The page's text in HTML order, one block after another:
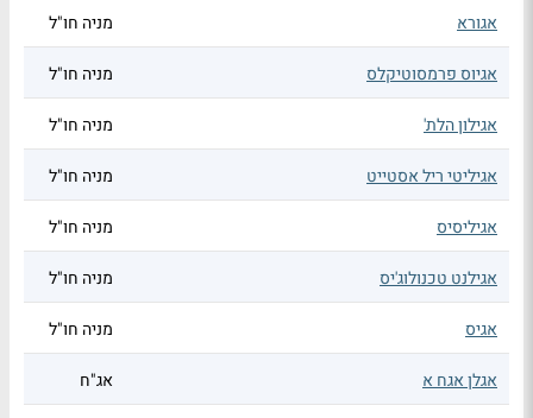
אגורא מניה חו"ל
אגיוס פרמסוטיקלס מניה חו"ל
אגילון הלת' מניה חו"ל
אגיליטי ריל אסטייט מניה חו"ל
אגיליסיס מניה חו"ל
אגילנט טכנולוג'יס מניה חו"ל
אגיס מניה חו"ל
אגלן אגח א אג"ח